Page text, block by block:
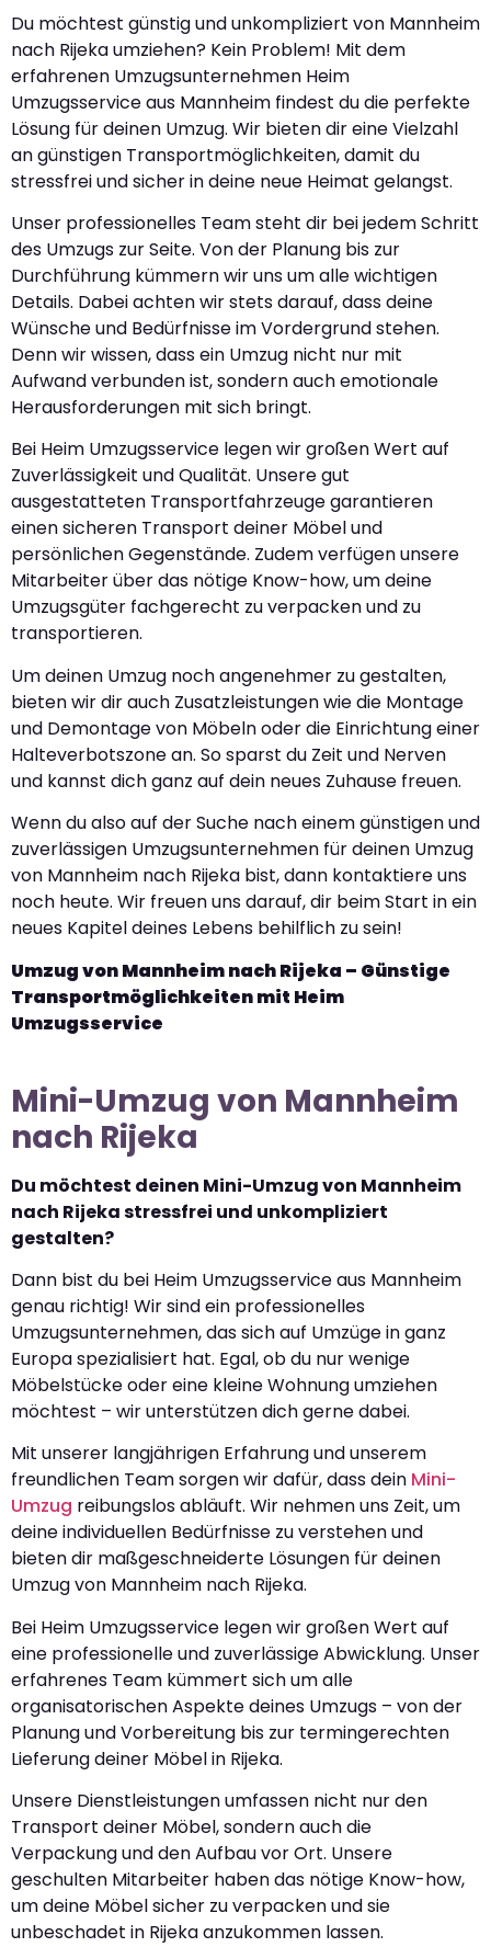
Du möchtest günstig und unkompliziert von Mannheim
nach Rijeka umziehen? Kein Problem! Mit dem
erfahrenen Umzugsunternehmen Heim
Umzugsservice aus Mannheim findest du die perfekte
Lösung für deinen Umzug. Wir bieten dir eine Vielzahl
an günstigen Transportmöglichkeiten, damit du
stressfrei und sicher in deine neue Heimat gelangst.
Unser professionelles Team steht dir bei jedem Schritt
des Umzugs zur Seite. Von der Planung bis zur
Durchführung kümmern wir uns um alle wichtigen
Details. Dabei achten wir stets darauf, dass deine
Wünsche und Bedürfnisse im Vordergrund stehen.
Denn wir wissen, dass ein Umzug nicht nur mit
Aufwand verbunden ist, sondern auch emotionale
Herausforderungen mit sich bringt.
Bei Heim Umzugsservice legen wir großen Wert auf
Zuverlässigkeit und Qualität. Unsere gut
ausgestatteten Transportfahrzeuge garantieren
einen sicheren Transport deiner Möbel und
persönlichen Gegenstände. Zudem verfügen unsere
Mitarbeiter über das nötige Know-how, um deine
Umzugsgüter fachgerecht zu verpacken und zu
transportieren.
Um deinen Umzug noch angenehmer zu gestalten,
bieten wir dir auch Zusatzleistungen wie die Montage
und Demontage von Möbeln oder die Einrichtung einer
Halteverbotszone an. So sparst du Zeit und Nerven
und kannst dich ganz auf dein neues Zuhause freuen.
Wenn du also auf der Suche nach einem günstigen und
zuverlässigen Umzugsunternehmen für deinen Umzug
von Mannheim nach Rijeka bist, dann kontaktiere uns
noch heute. Wir freuen uns darauf, dir beim Start in ein
neues Kapitel deines Lebens behilflich zu sein!
Umzug von Mannheim nach Rijeka – Günstige
Transportmöglichkeiten mit Heim
Umzugsservice
Mini-Umzug von Mannheim
nach Rijeka
Du möchtest deinen Mini-Umzug von Mannheim
nach Rijeka stressfrei und unkompliziert
gestalten?
Dann bist du bei Heim Umzugsservice aus Mannheim
genau richtig! Wir sind ein professionelles
Umzugsunternehmen, das sich auf Umzüge in ganz
Europa spezialisiert hat. Egal, ob du nur wenige
Möbelstücke oder eine kleine Wohnung umziehen
möchtest – wir unterstützen dich gerne dabei.
Mit unserer langjährigen Erfahrung und unserem
freundlichen Team sorgen wir dafür, dass dein Mini-
Umzug reibungslos abläuft. Wir nehmen uns Zeit, um
deine individuellen Bedürfnisse zu verstehen und
bieten dir maßgeschneiderte Lösungen für deinen
Umzug von Mannheim nach Rijeka.
Bei Heim Umzugsservice legen wir großen Wert auf
eine professionelle und zuverlässige Abwicklung. Unser
erfahrenes Team kümmert sich um alle
organisatorischen Aspekte deines Umzugs – von der
Planung und Vorbereitung bis zur termingerechten
Lieferung deiner Möbel in Rijeka.
Unsere Dienstleistungen umfassen nicht nur den
Transport deiner Möbel, sondern auch die
Verpackung und den Aufbau vor Ort. Unsere
geschulten Mitarbeiter haben das nötige Know-how,
um deine Möbel sicher zu verpacken und sie
unbeschadet in Rijeka anzukommen lassen.